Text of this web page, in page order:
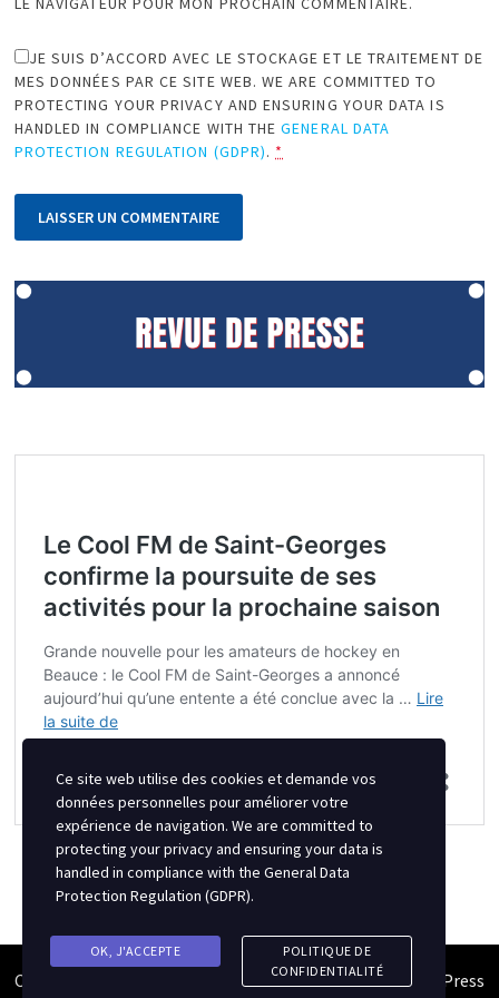
JE SUIS D’ACCORD AVEC LE STOCKAGE ET LE TRAITEMENT DE
MES DONNÉES PAR CE SITE WEB. WE ARE COMMITTED TO
PROTECTING YOUR PRIVACY AND ENSURING YOUR DATA IS
HANDLED IN COMPLIANCE WITH THEGENERAL DATA
PROTECTION REGULATION (GDPR). *
Copyright © 2026 Semipro Magazine. Alimenté par
WordPress
Ce site web utilise des cookies et demande vos
données personnelles pour améliorer votre
expérience de navigation. We are committed to
protecting your privacy and ensuring your data is
handled in compliance with the General Data
Protection Regulation (GDPR).
OK, J'ACCEPTE
POLITIQUE DE
CONFIDENTIALITÉ